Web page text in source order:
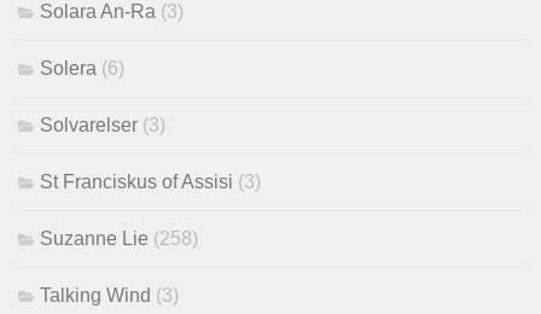
Solara An-Ra (3)
Solera (6)
Solvarelser (3)
St Franciskus of Assisi (3)
Suzanne Lie (258)
Talking Wind (3)